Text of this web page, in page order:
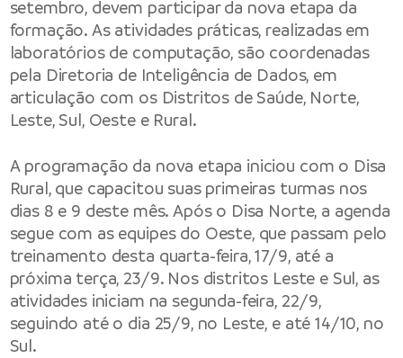
setembro, devem participar da nova etapa da
formação. As atividades práticas, realizadas em
laboratórios de computação, são coordenadas
pela Diretoria de Inteligência de Dados, em
articulação com os Distritos de Saúde, Norte,
Leste, Sul, Oeste e Rural.
A programação da nova etapa iniciou com o Disa
Rural, que capacitou suas primeiras turmas nos
dias 8 e 9 deste mês. Após o Disa Norte, a agenda
segue com as equipes do Oeste, que passam pelo
treinamento desta quarta-feira, 17/9, até a
próxima terça, 23/9. Nos distritos Leste e Sul, as
atividades iniciam na segunda-feira, 22/9,
seguindo até o dia 25/9, no Leste, e até 14/10, no
Sul.